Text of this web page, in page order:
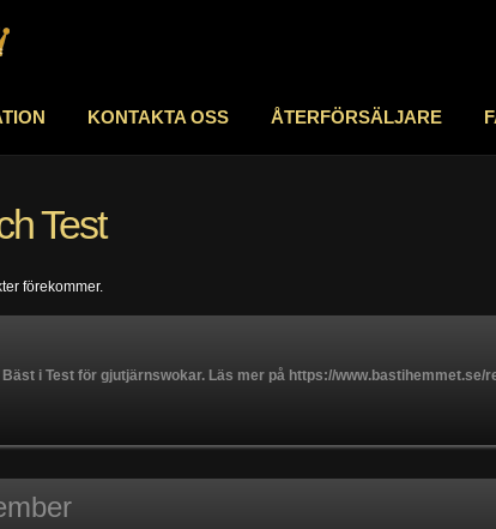
KONTAKTA OSS ÅTERFÖRSÄLJARE
Test
förekommer.
i Test för gjutjärnswokar. Läs mer på https://www.bastihemmet.se/